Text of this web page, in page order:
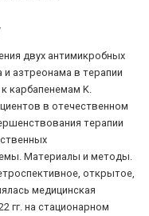
двух антимикробных
азтреонама в терапии
карбапенемам K.
в отечественном
терапии
Материалы и методы.
открытое,
медицинская
гг. на стационарном